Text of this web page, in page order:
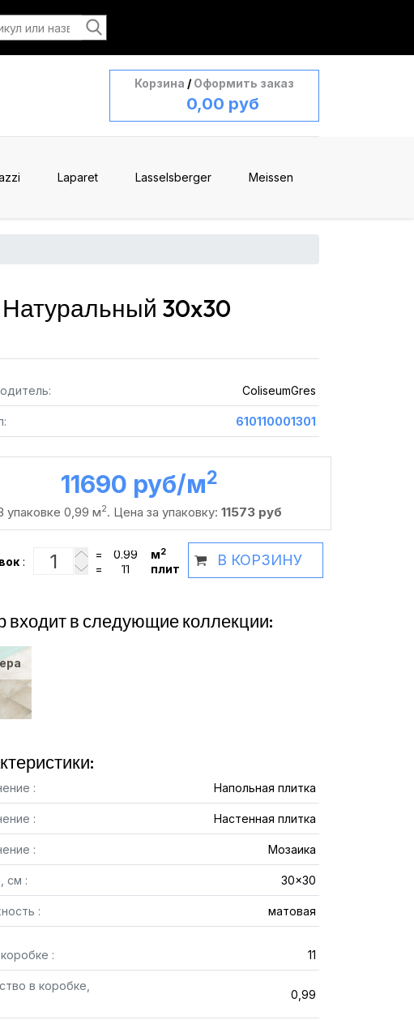
Корзина / Оформить заказ
0,00 руб
Laparet Lasselsberger Meissen
Натуральный 30x30
ColiseumGres
610110001301
11690 руб /м2
упаковке 0,99 м2. Цена за упаковку: 11573 руб
:
= м2
= плит
В КОРЗИНУ
входит в следующие коллекции:
: Напольная плитка
: Настенная плитка
: Мозаика
см : 30x30
: матовая
: 11
в коробке,
0,99